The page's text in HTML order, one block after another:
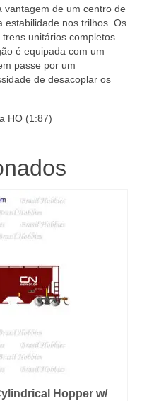
vantagem de um centro de
estabilidade nos trilhos. Os
unitários completos.
é equipada com um
passe por um
de desacoplar os
HO (1:87)
Hopper w/